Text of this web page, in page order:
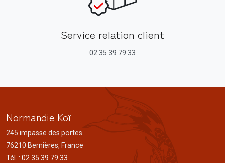
Service relation client
02 35 39 79 33
Normandie Koï
245 impasse des portes
76210 Bernières, France
Tél. : 02 35 39 79 33